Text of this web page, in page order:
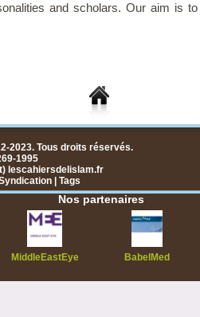
and scholars. Our aim is
2023. Tous droits réservés.
1995
lescahiersdelislam.fr
Tags
Nos partenaires
MiddleEastEye BabelMed